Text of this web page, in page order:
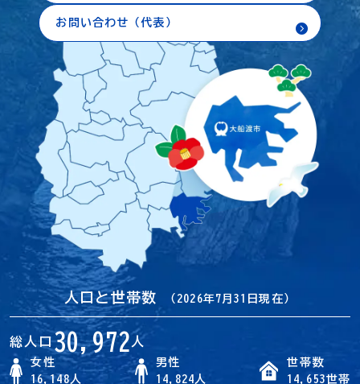
お問い合わせ（代表）
人口と世帯数 （2026年7月31日現在）
総人口30,972人
女性
16,148人
男性
14,824人
世帯数
14,653世帯